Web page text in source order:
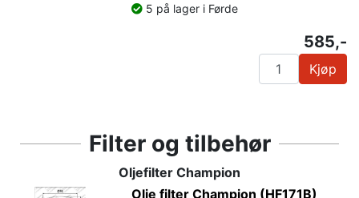
5 på lager i Førde
585,-
Kjøp
Filter og tilbehør
Oljefilter Champion
Olje filter Champion (HF171B)